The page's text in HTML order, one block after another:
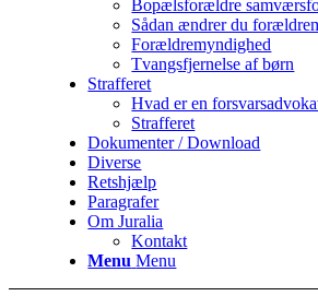
Bopælsforældre
Sådan ændrer du
Forældremyndighed
Tvangsfjernelse af børn
Strafferet
Hvad er en
Strafferet
Dokumenter / Download
Diverse
Retshjælp
Paragrafer
Om Juralia
Kontakt
Menu Menu